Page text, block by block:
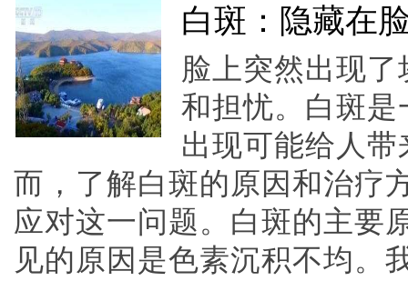
白斑：隐藏在
脸上突然出现
和担忧。白斑
出现可能给人
而，了解白斑的原因和治疗
应对这一问题。白斑的主要
见的原因是色素沉积不均。